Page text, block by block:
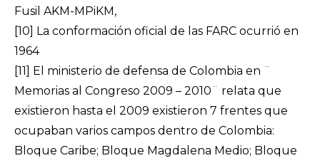
Fusil AKM-MPiKM,
[10]
La conformación oficial de las FARC ocurrió en
1964
[11]
El ministerio de defensa de Colombia en ¨
Memorias al Congreso 2009 – 2010¨ relata que
existieron hasta el 2009 existieron 7 frentes que
ocupaban varios campos dentro de Colombia:
Bloque Caribe; Bloque Magdalena Medio; Bloque